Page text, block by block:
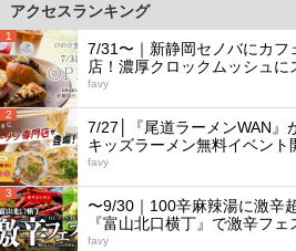
アクセスランキング
1
7/31〜｜新静岡セノバにカフ
店！濃厚クロックムッシュに
favy
2
7/27│『尾道ラーメンWAN』
キッズラーメン無料イベント
favy
3
〜9/30｜100辛麻辣湯に激辛
『富山北口横丁』で激辛フェ
favy